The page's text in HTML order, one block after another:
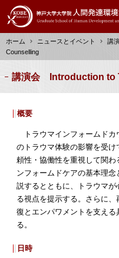
ン
コ
ン パ
ン
ホーム ニュースとイベント
講
Counselling
講演会 Introduction to
概要
トラウマインフォームドカ
のトラウマ体験の影響を受
頼性・協働性を重視して関
ンフォームドケアの基本理
説するとともに、トラウマ
る視点を提示する。さらに
復とエンパワメントを支え
る。
日時